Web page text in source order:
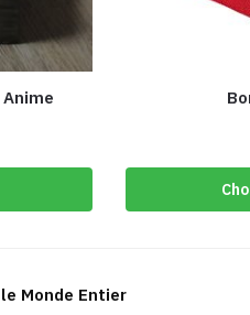
Monde Entier